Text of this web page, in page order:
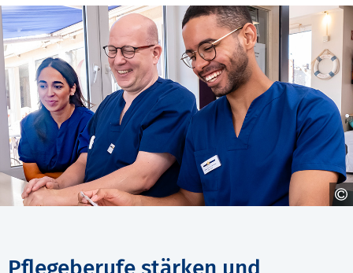
Drei Pflegefachpersonen in blauer Arbeitskleidung